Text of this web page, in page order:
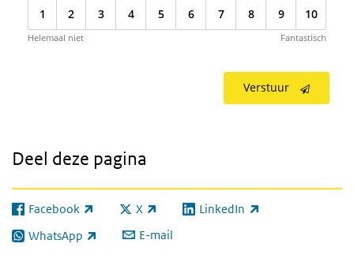
1 2 3 4 5 6 7 8 9 10
Helemaal niet Fantastisch
Verstuur
Deel deze pagina
Facebook
(externe link) X
(externe link) LinkedIn
(externe link)
WhatsApp
(externe link) E-mail